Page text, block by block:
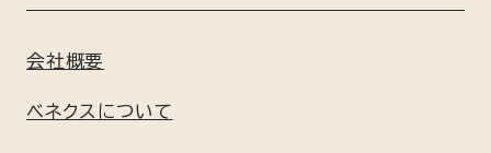
ACCESSORY
ギフト包装について
新規会員登録はこちら
会社概要
ベネクスについて